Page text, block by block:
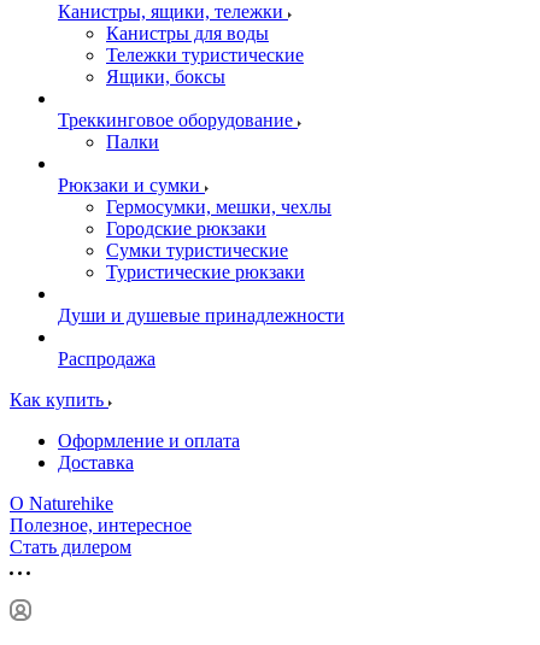
Канистры, ящики, тележки
Канистры для воды
Тележки туристические
Ящики, боксы
Треккинговое оборудование
Палки
Рюкзаки и сумки
Гермосумки, мешки, чехлы
Городские рюкзаки
Сумки туристические
Туристические рюкзаки
Души и душевые принадлежности
Распродажа
Как купить
Оформление и оплата
Доставка
О Naturehike
Полезное, интересное
Стать дилером